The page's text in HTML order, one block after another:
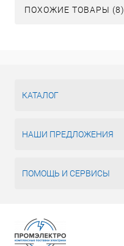
ПОХОЖИЕ ТОВАРЫ (8)
КАТАЛОГ
НАШИ ПРЕДЛОЖЕНИЯ
ПОМОЩЬ И СЕРВИСЫ